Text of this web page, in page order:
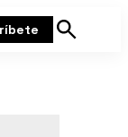
Mostrar